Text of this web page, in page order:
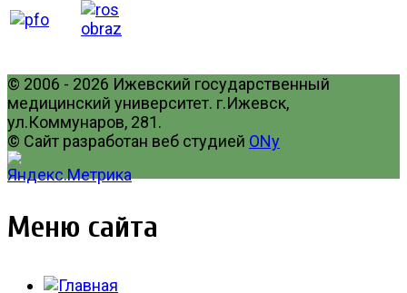
© 2006 - 2026 Ижевский государственный
медицинский университет. г.Ижевск,
ул.Коммунаров, 281.
© Сайт разработан веб студией ONy
Меню сайта